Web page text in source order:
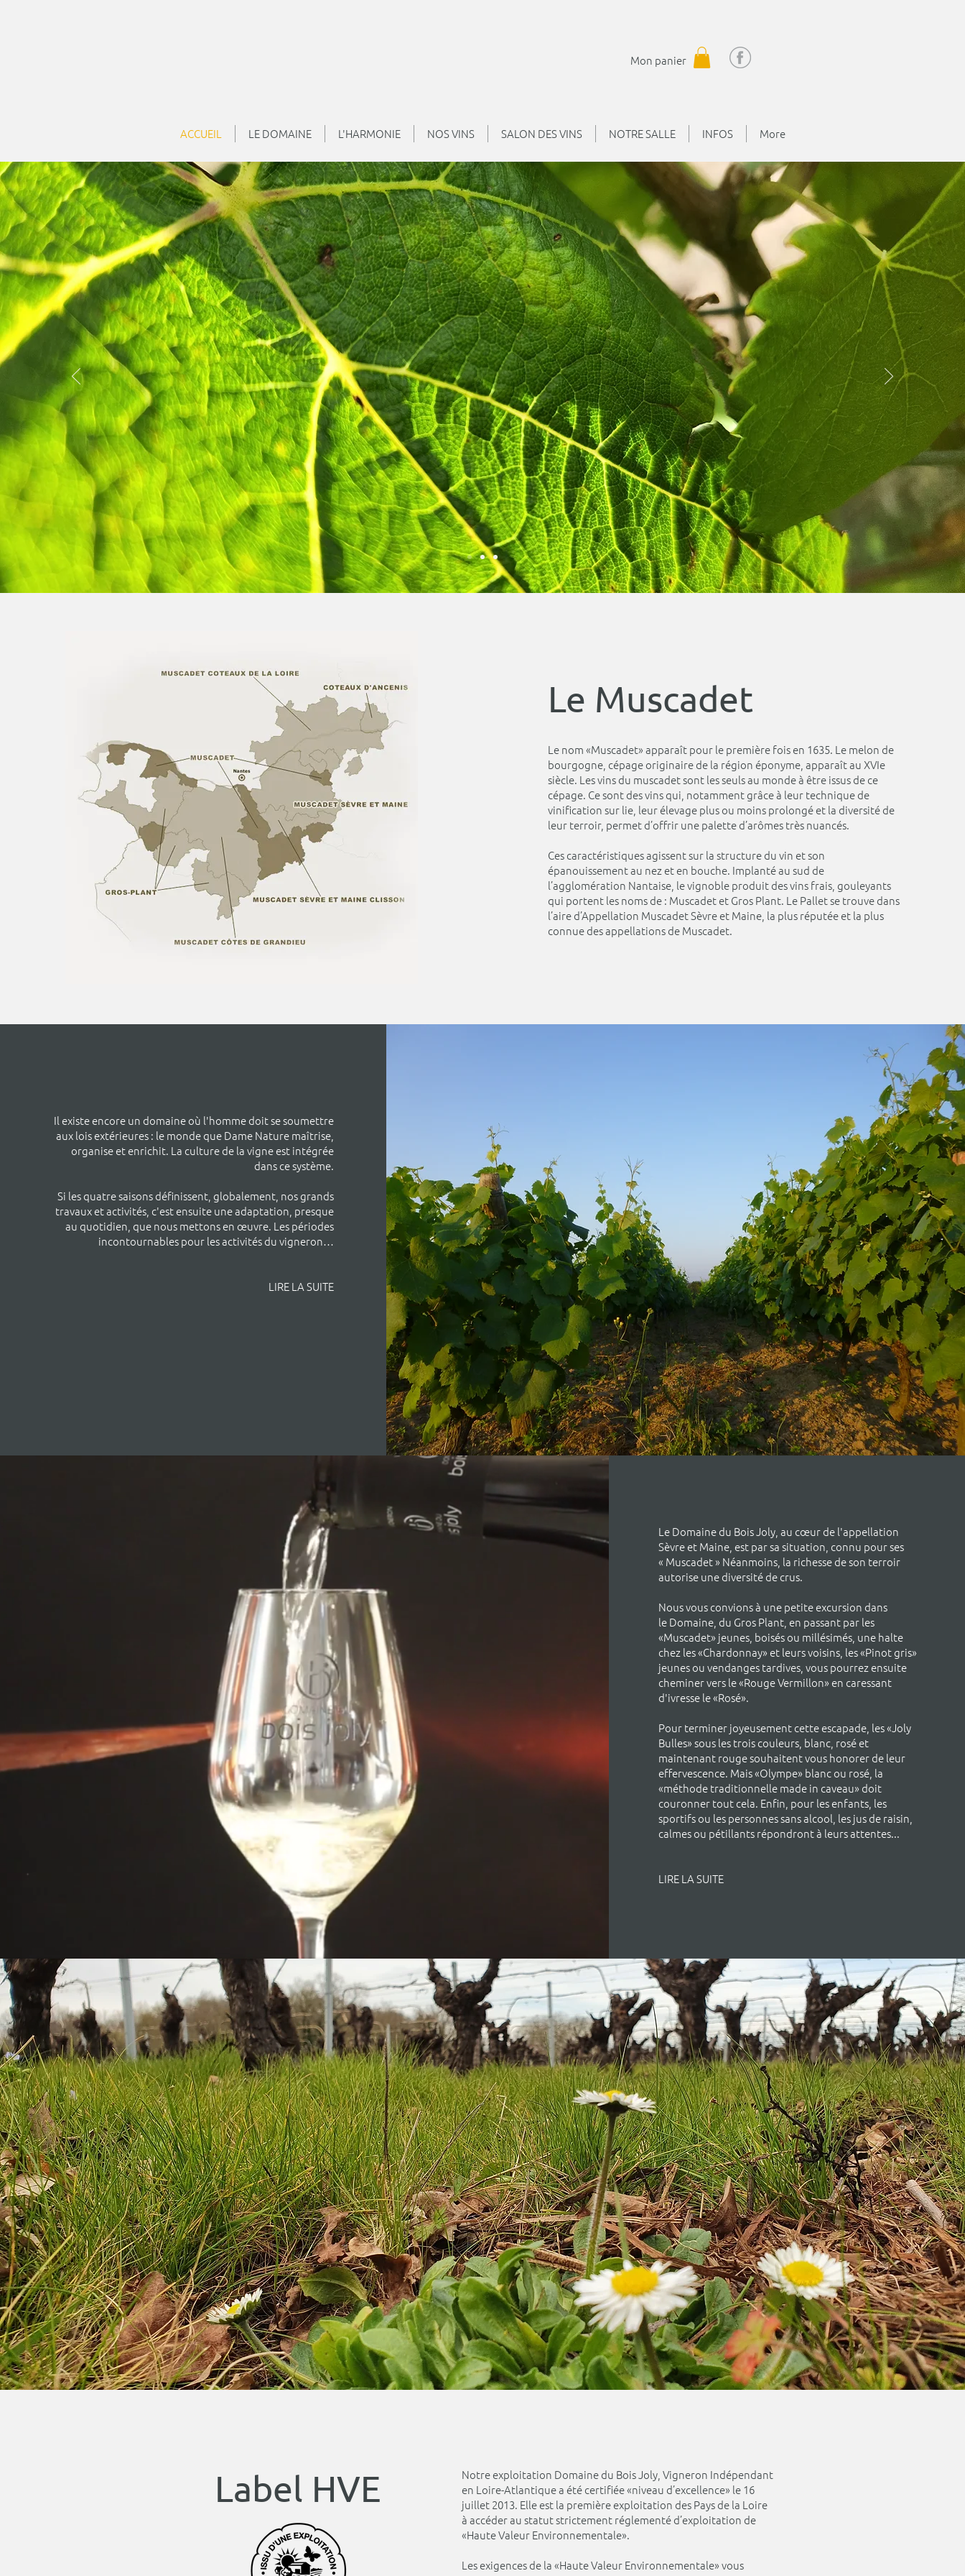
Mon panier
ACCUEIL LE DOMAINE L'HARMONIE NOS VINS SALON DES VINS NOTRE SALLE INFOS More
Le Muscadet
Le nom «Muscadet» apparaît pour le première fois en 1635. Le melon de
bourgogne, cépage originaire de la région éponyme, apparaît au XVIe
siècle. Les vins du muscadet sont les seuls au monde à être issus de ce
cépage. Ce sont des vins qui, notamment grâce à leur technique de
vinification sur lie, leur élevage plus ou moins prolongé et la diversité de
leur terroir, permet d’offrir une palette d’arômes très nuancés.
Ces caractéristiques agissent sur la structure du vin et son
épanouissement au nez et en bouche. Implanté au sud de
l’agglomération Nantaise, le vignoble produit des vins frais, gouleyants
qui portent les noms de : Muscadet et Gros Plant. Le Pallet se trouve dans
l’aire d’Appellation Muscadet Sèvre et Maine, la plus réputée et la plus
connue des appellations de Muscadet.
Il existe encore un domaine où l'homme doit se soumettre
aux lois extérieures : le monde que Dame Nature maîtrise,
organise et enrichit. La culture de la vigne est intégrée
dans ce système.
Si les quatre saisons définissent, globalement, nos grands
travaux et activités, c'est ensuite une adaptation, presque
au quotidien, que nous mettons en œuvre. Les périodes
incontournables pour les activités du vigneron…
LIRE LA SUITE
Le Domaine du Bois Joly, au cœur de l'appellation
Sèvre et Maine, est par sa situation, connu pour ses
« Muscadet » Néanmoins, la richesse de son terroir
autorise une diversité de crus.
Nous vous convions à une petite excursion dans
le Domaine, du Gros Plant, en passant par les
«Muscadet» jeunes, boisés ou millésimés, une halte
chez les «Chardonnay» et leurs voisins, les «Pinot gris»
jeunes ou vendanges tardives, vous pourrez ensuite
cheminer vers le «Rouge Vermillon» en caressant
d'ivresse le «Rosé».
Pour terminer joyeusement cette escapade, les «Joly
Bulles» sous les trois couleurs, blanc, rosé et
maintenant rouge souhaitent vous honorer de leur
effervescence. Mais «Olympe» blanc ou rosé, la
«méthode traditionnelle made in caveau» doit
couronner tout cela. Enfin, pour les enfants, les
sportifs ou les personnes sans alcool, les jus de raisin,
calmes ou pétillants répondront à leurs attentes...
LIRE LA SUITE
Label HVE
Notre exploitation Domaine du Bois Joly, Vigneron Indépendant
en Loire-Atlantique a été certifiée «niveau d’excellence» le 16
juillet 2013. Elle est la première exploitation des Pays de la Loire
à accéder au statut strictement réglementé d’exploitation de
«Haute Valeur Environnementale».
Les exigences de la «Haute Valeur Environnementale» vous